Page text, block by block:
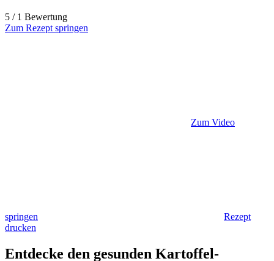
5 / 1 Bewertung
Zum Rezept springen
Zum Video
springen
Rezept
drucken
Entdecke den gesunden Kartoffel-